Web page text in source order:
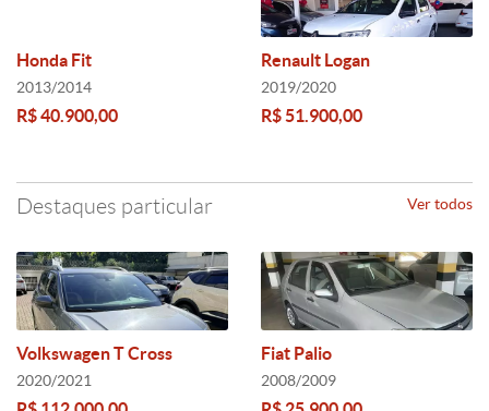
Honda Fit
2013/2014
R$ 40.900,00
Renault Logan
2019/2020
R$ 51.900,00
Destaques particular Ver todos
Volkswagen T Cross
2020/2021
Fiat Palio
2008/2009